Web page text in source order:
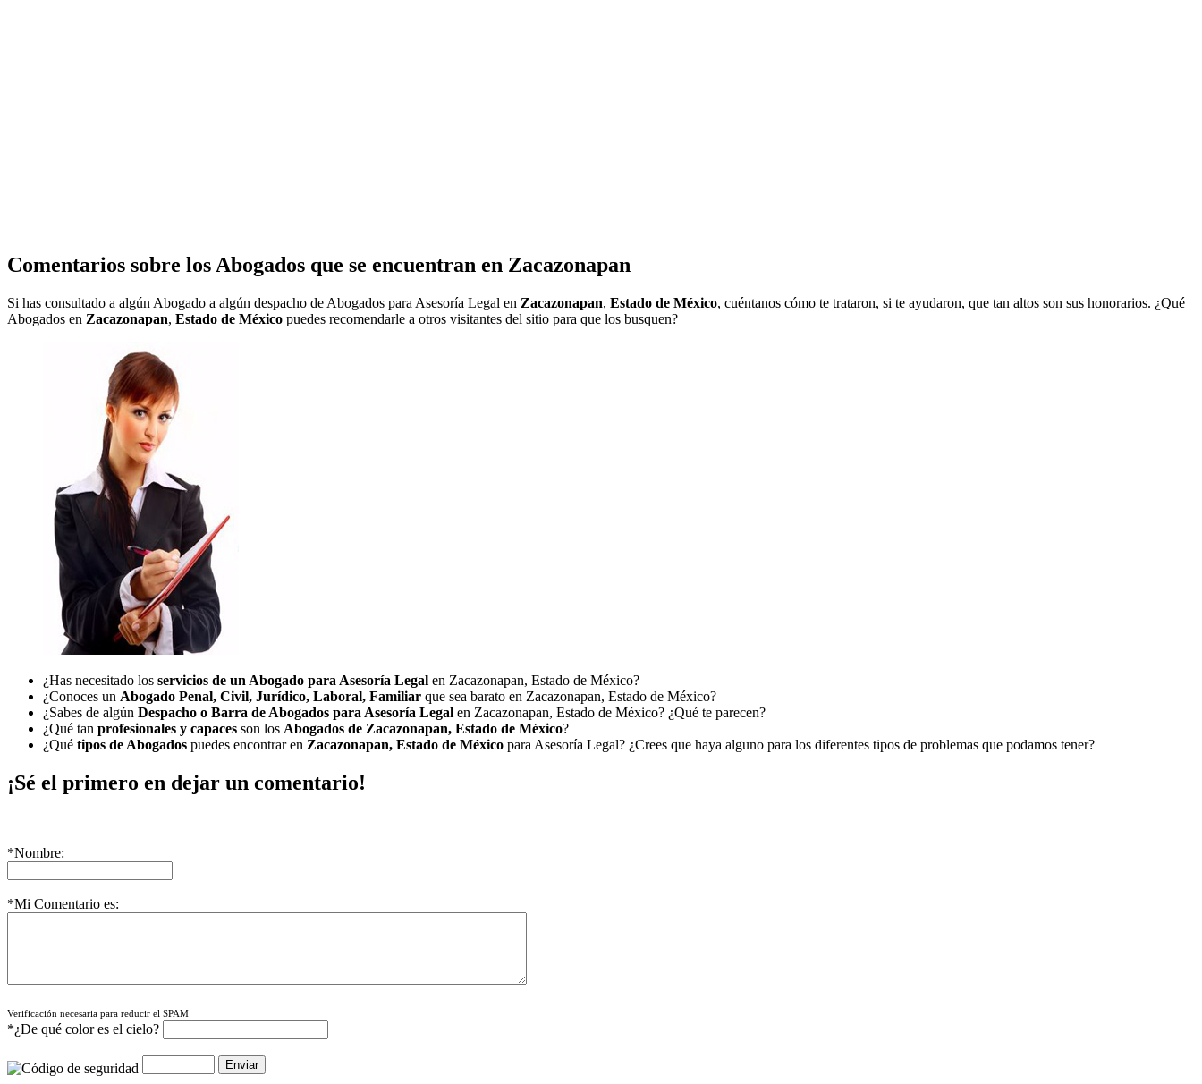
Comentarios sobre los Abogados que se encuentran en Zacazonapan
Si has consultado a algún Abogado a algún despacho de Abogados para Asesoría Legal en Zacazonapan, Estado de México, cuéntanos cómo te trataron, si te ayudaron, que tan altos son sus honorarios. ¿Qué
Abogados en Zacazonapan, Estado de México puedes recomendarle a otros visitantes del sitio para que los busquen?
¿Has necesitado los servicios de un Abogado para Asesoría Legal en Zacazonapan, Estado de México?
¿Conoces un Abogado Penal, Civil, Jurídico, Laboral, Familiar que sea barato en Zacazonapan, Estado de México?
¿Sabes de algún Despacho o Barra de Abogados para Asesoría Legal en Zacazonapan, Estado de México? ¿Qué te parecen?
¿Qué tan profesionales y capaces son los Abogados de Zacazonapan, Estado de México?
¿Qué tipos de Abogados puedes encontrar en Zacazonapan, Estado de México para Asesoría Legal? ¿Crees que haya alguno para los diferentes tipos de problemas que podamos tener?
¡Sé el primero en dejar un comentario!
*Nombre:
*Mi Comentario es:
Verificación necesaria para reducir el SPAM
*¿De qué color es el cielo?